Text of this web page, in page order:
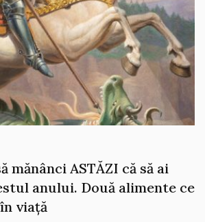
mănânci ASTĂZI că să ai
anului. Două alimente ce
viață